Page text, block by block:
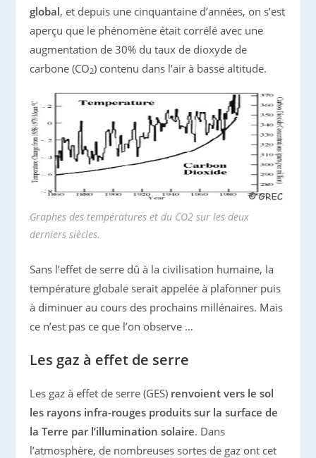
global, et depuis une cinquantaine d’années, on s’est
aperçu que le phénomène était corrélé avec une
augmentation de 30% du taux de dioxyde de
carbone (CO2) contenu dans l’air à basse altitude.
Graphes des températures et du CO2 sur les deux
derniers siècles.
Sans l’effet de serre dû à la civilisation humaine, la
température globale serait appelée à plafonner puis
à diminuer au cours des prochains millénaires. Mais
ce n’est pas ce que l’on observe …
Les gaz à effet de serre
Les gaz à effet de serre (GES) renvoient vers le sol
les rayons infra-rouges produits sur la surface de
la Terre par l’illumination solaire. Dans
l’atmosphère, de nombreuses sortes de gaz ont cet